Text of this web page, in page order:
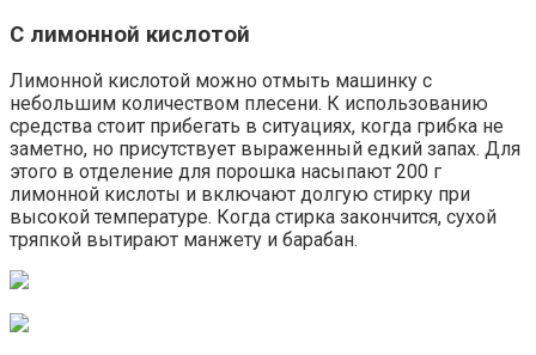
С лимонной кислотой
Лимонной кислотой можно отмыть машинку с
небольшим количеством плесени. К использованию
средства стоит прибегать в ситуациях, когда грибка не
заметно, но присутствует выраженный едкий запах. Для
этого в отделение для порошка насыпают 200 г
лимонной кислоты и включают долгую стирку при
высокой температуре. Когда стирка закончится, сухой
тряпкой вытирают манжету и барабан.